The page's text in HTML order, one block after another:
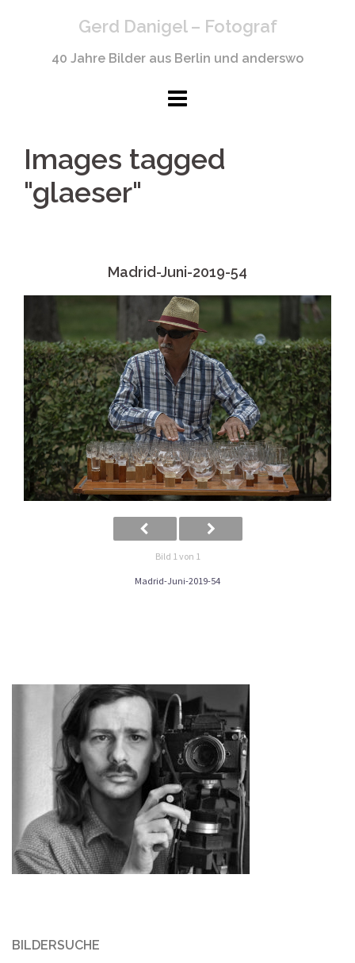
Gerd Danigel – Fotograf
40 Jahre Bilder aus Berlin und anderswo
Images tagged
"glaeser"
Madrid-Juni-2019-54
Bild 1 von 1
Madrid-Juni-2019-54
BILDERSUCHE